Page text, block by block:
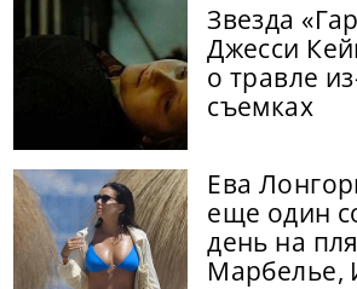
Звезда
Джесси
о травле
съемках
Ева
еще один
день на
Марбелье,